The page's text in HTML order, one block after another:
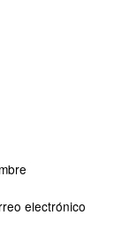
electrónico